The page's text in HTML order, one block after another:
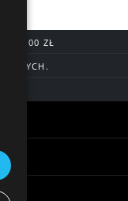
200,00 ZŁ